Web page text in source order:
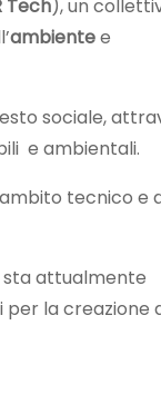
Tech), un
ambientee
sociale,
e ambientali.
tecnico e
sta attualmente
la creazione